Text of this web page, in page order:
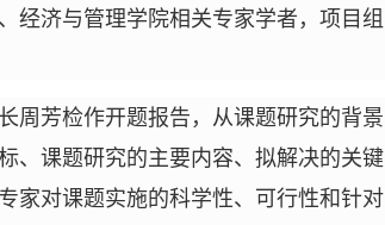
经济与管理学院相关专家学者，项目组
周芳检作开题报告，从课题研究的背景
、课题研究的主要内容、拟解决的关键
家对课题实施的科学性、可行性和针对